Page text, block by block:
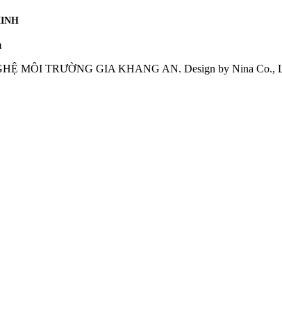
MÔI TRƯỜNG GIA KHANG AN. Design by Nina Co.,